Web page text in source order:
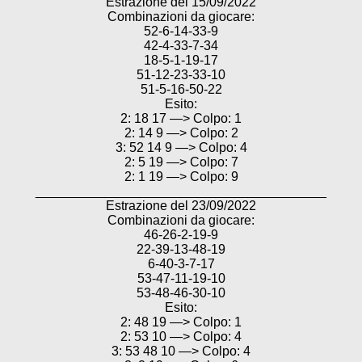
Combinazioni da giocare:
52-6-14-33-9
42-4-33-7-34
18-5-1-19-17
51-12-23-33-10
51-5-16-50-22
Esito:
2: 18 17 —> Colpo: 1
2: 14 9 —> Colpo: 2
3: 52 14 9 —> Colpo: 4
2: 5 19 —> Colpo: 7
2: 1 19 —> Colpo: 9
Estrazione del 23/09/2022
Combinazioni da giocare:
46-26-2-19-9
22-39-13-48-19
6-40-3-7-17
53-47-11-19-10
53-48-46-30-10
Esito:
2: 48 19 —> Colpo: 1
2: 53 10 —> Colpo: 4
3: 53 48 10 —> Colpo: 4